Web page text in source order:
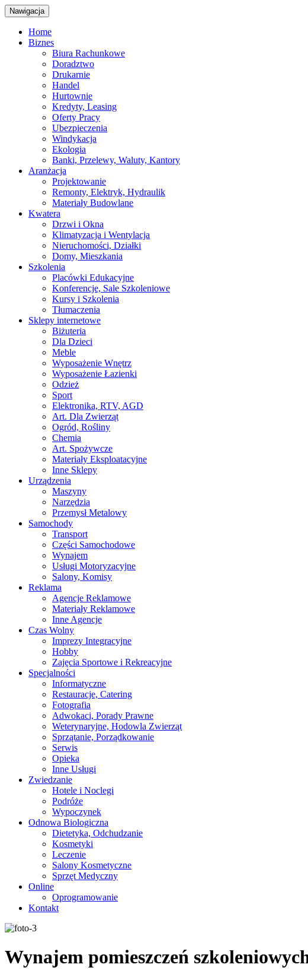
Nawigacja
Home
Biznes
Biura Rachunkowe
Doradztwo
Drukarnie
Handel
Hurtownie
Kredyty, Leasing
Oferty Pracy
Ubezpieczenia
Windykacja
Ekologia
Banki, Przelewy, Waluty, Kantory
Aranżacja
Projektowanie
Remonty, Elektryk, Hydraulik
Materiały Budowlane
Kwatera
Drzwi i Okna
Klimatyzacja i Wentylacja
Nieruchomości, Działki
Domy, Mieszkania
Szkolenia
Placówki Edukacyjne
Konferencje, Sale Szkoleniowe
Kursy i Szkolenia
Tłumaczenia
Sklepy internetowe
Biżuteria
Dla Dzieci
Meble
Wyposażenie Wnętrz
Wyposażenie Łazienki
Odzież
Sport
Elektronika, RTV, AGD
Art. Dla Zwierząt
Ogród, Rośliny
Chemia
Art. Spożywcze
Materiały Eksploatacyjne
Inne Sklepy
Urządzenia
Maszyny
Narzędzia
Przemysł Metalowy
Samochody
Transport
Części Samochodowe
Wynajem
Usługi Motoryzacyjne
Salony, Komisy
Reklama
Agencje Reklamowe
Materiały Reklamowe
Inne Agencje
Czas Wolny
Imprezy Integracyjne
Hobby
Zajęcia Sportowe i Rekreacyjne
Specjalności
Informatyczne
Restauracje, Catering
Fotografia
Adwokaci, Porady Prawne
Weterynaryjne, Hodowla Zwierząt
Sprzątanie, Porządkowanie
Serwis
Opieka
Inne Usługi
Zwiedzanie
Hotele i Noclegi
Podróże
Wypoczynek
Odnowa Biologiczna
Dietetyka, Odchudzanie
Kosmetyki
Leczenie
Salony Kosmetyczne
Sprzęt Medyczny
Online
Oprogramowanie
Kontakt
Wynajem pomieszczeń